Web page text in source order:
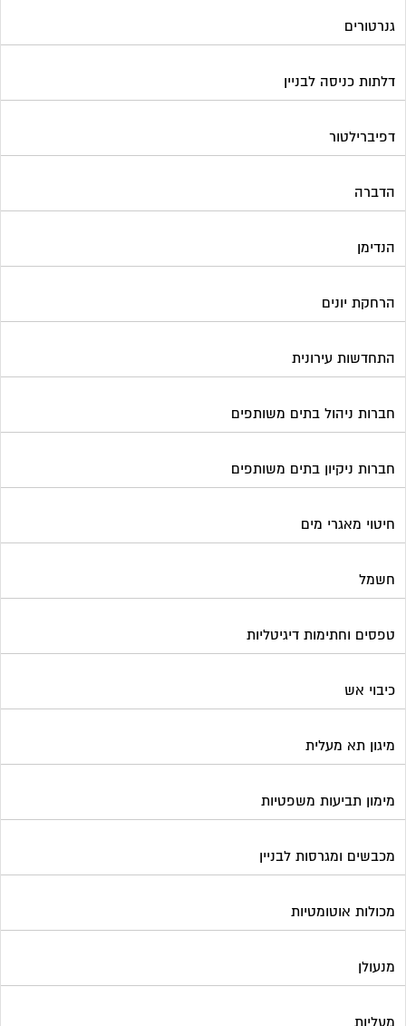
גנרטורים
דלתות כניסה לבניין
דפיברילטור
הדברה
הנדימן
הרחקת יונים
התחדשות עירונית
חברות ניהול בתים משותפים
חברות ניקיון בתים משותפים
חיטוי מאגרי מים
חשמל
טפסים וחתימות דיגיטליות
כיבוי אש
מיגון תא מעלית
מימון תביעות משפטיות
מכבשים ומגרסות לבניין
מכולות אוטומטיות
מנעולן
מעליות